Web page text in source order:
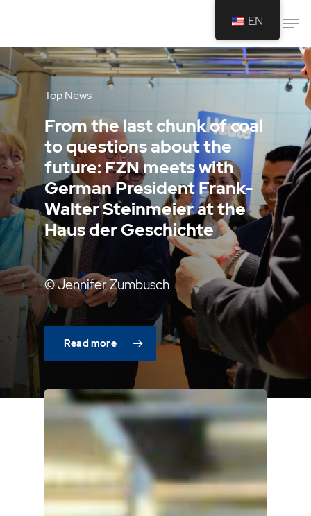
Drücken Sie Enter um die Suche zu
starten oder ESC um die Suche zu
schließen.
Top News
From the last chunk of coal
to questions about the
future: FZN meets with
German President Frank-
Walter Steinmeier at the
Haus der Geschichte
© Jennifer Zumbusch
Read more
EN